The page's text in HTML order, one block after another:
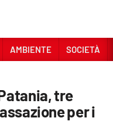
AMBIENTE SOCIETÀ
tre
per i